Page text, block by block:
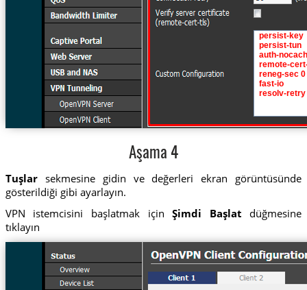
Aşama 4
Tuşlarsekmesine gidin ve değerleri ekran görüntüsünde
gösterildiği gibi ayarlayın.
VPN istemcisini başlatmak içinŞimdi Başlat düğmesine
tıklayın